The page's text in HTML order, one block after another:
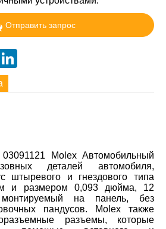
Отправить запрос
Molex Автомобильный
деталей автомобиля,
штыревого и гнездового типа
и размером 0,093 дюйма, 12
на панель, без
пандусов. Molex также
разъемы, которые